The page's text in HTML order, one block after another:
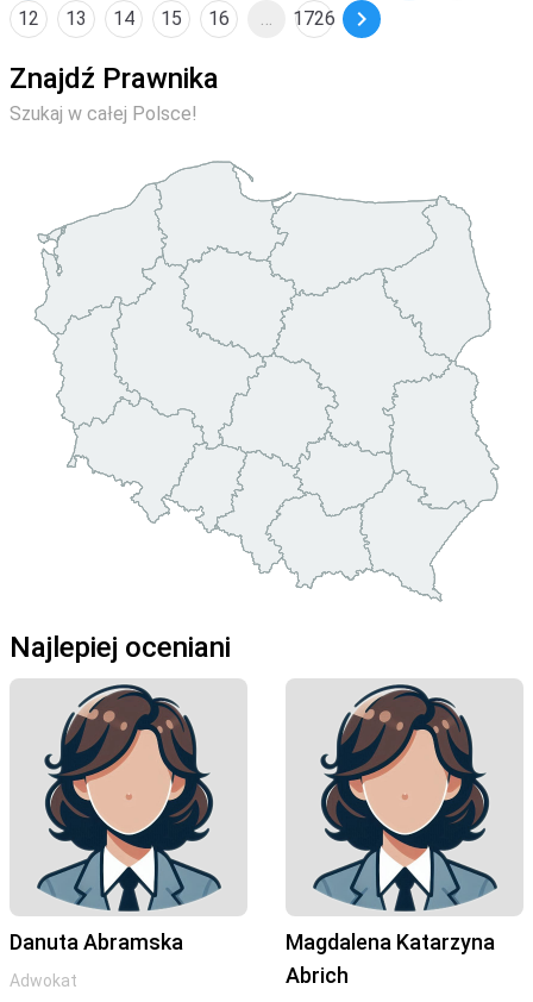
12
13 14 15 16 1726 chevron_right
Znajdź Prawnika
Szukaj w całej Polsce!
Najlepiej oceniani
Danuta Abramska
Adwokat
Magdalena Katarzyna
Abrich